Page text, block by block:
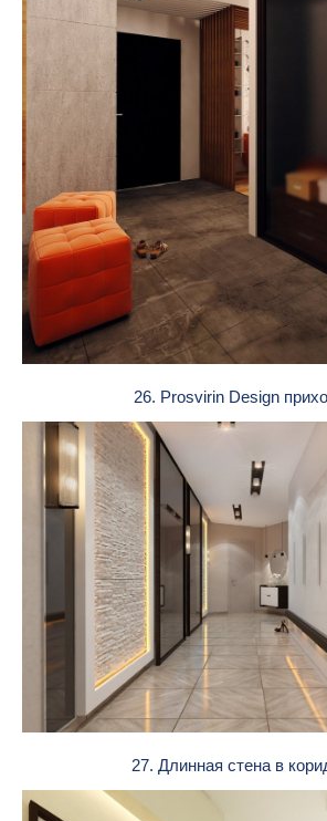
26. Prosvirin Design
27. Длинная стена в